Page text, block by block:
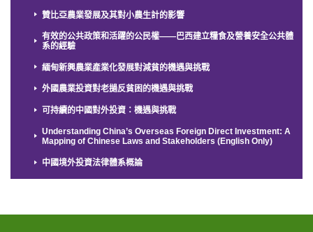
贊比亞農業發展及其對小農生計的影響
有效的公共政策和活躍的公民權——巴西建立糧食及營養安全公共體
系的經驗
緬甸新興農業產業化發展對減貧的機遇與挑戰
外國農業投資對老撾反貧困的機遇與挑戰
可持續的中國對外投資：機遇與挑戰
Understanding China’s Overseas Foreign Direct Investment: A
Mapping of Chinese Laws and Stakeholders (English Only)
中國境外投資法律體系概論